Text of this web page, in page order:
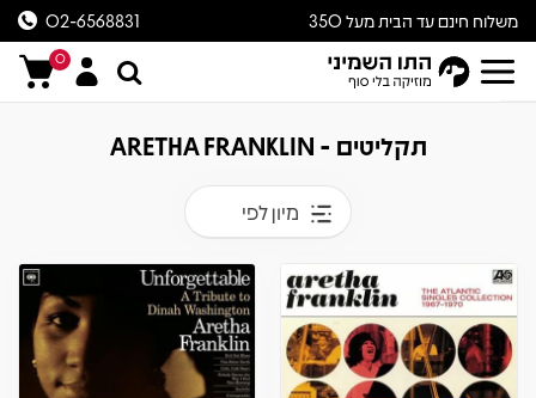
משלוח חינם עד הבית מעל 350
ש״ח
02-6568831
0
תקליטים - ARETHA FRANKLIN
מיון לפי